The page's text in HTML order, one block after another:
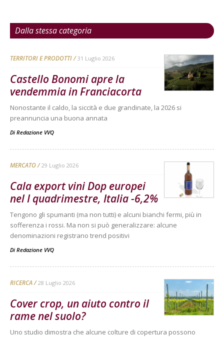
Dalla stessa categoria
TERRITORI E PRODOTTI 31 Luglio 2026
Castello Bonomi apre la
vendemmia in Franciacorta
Nonostante il caldo, la siccità e due grandinate, la 2026 si
preannuncia una buona annata
Di Redazione VVQ
MERCATO 29 Luglio 2026
Cala export vini Dop europei
nel I quadrimestre, Italia -6,2%
Tengono gli spumanti (ma non tutti) e alcuni bianchi fermi, più in
sofferenza i rossi. Ma non si può generalizzare: alcune
denominazioni registrano trend positivi
Di Redazione VVQ
RICERCA 28 Luglio 2026
Cover crop, un aiuto contro il
rame nel suolo?
Uno studio dimostra che alcune colture di copertura possono